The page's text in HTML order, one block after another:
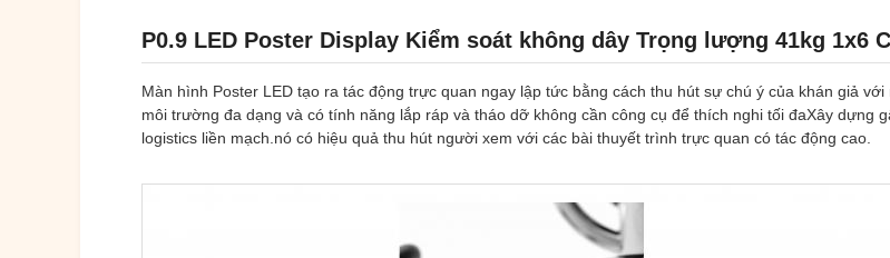
P0.9 LED Poster Display Kiểm soát không dây Trọng lượng 41kg 1x6
Màn hình Poster LED tạo ra tác động trực quan ngay lập tức bằng cách thu hút sự chú ý của khán giả
môi trường đa dạng và có tính năng lắp ráp và tháo dỡ không cần công cụ để thích nghi tối đaXây dựng
logistics liền mạch.nó có hiệu quả thu hút người xem với các bài thuyết trình trực quan có tác động cao.